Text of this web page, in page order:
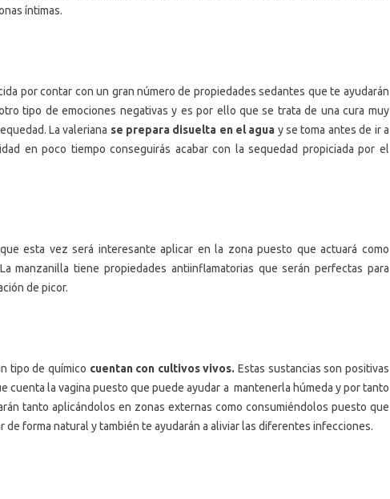
íntimas.
por contar con un gran número de propiedades sedantes que te ayudarán
tipo de emociones negativas y es por ello que se trata de una cura muy
La valeriana se prepara disuelta en el agua y se toma antes de ir a
en poco tiempo conseguirás acabar con la sequedad propiciada por el
esta vez será interesante aplicar en la zona puesto que actuará como
manzanilla tiene propiedades antiinflamatorias que serán perfectas para
de picor.
tipo de químico cuentan con cultivos vivos. Estas sustancias son positivas
cuenta la vagina puesto que puede ayudar a mantenerla húmeda y por tanto
tanto aplicándolos en zonas externas como consumiéndolos puesto que
de forma natural y también te ayudarán a aliviar las diferentes infecciones.